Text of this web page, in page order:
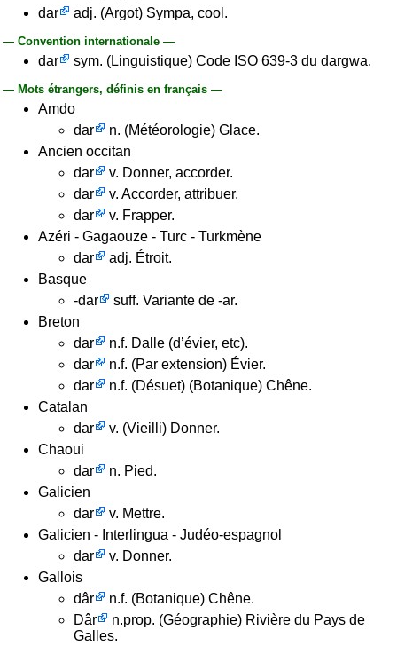
dar
adj. (Argot) Sympa, cool.
— Convention internationale —
dar sym. (Linguistique) Code ISO 639-3 du dargwa.
— Mots étrangers, définis en français —
Amdo
dar
n. (Météorologie) Glace.
Ancien occitan
dar
v. Donner, accorder.
dar
v. Accorder, attribuer.
dar
v. Frapper.
Azéri - Gagaouze - Turc - Turkmène
dar
adj. Étroit.
Basque
-dar
suff. Variante de -ar.
Breton
dar
n.f. Dalle (d’évier, etc).
dar
n.f. (Par extension) Évier.
dar
n.f. (Désuet) (Botanique) Chêne.
Catalan
dar
v. (Vieilli) Donner.
Chaoui
ḍar
n. Pied.
Galicien
dar
v. Mettre.
Galicien - Interlingua - Judéo-espagnol
dar
v. Donner.
Gallois
dâr
n.f. (Botanique) Chêne.
Dâr
n.prop. (Géographie) Rivière du Pays de
Galles.